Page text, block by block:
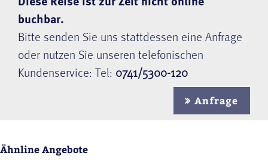
buchbar.
Bitte senden Sie uns stattdessen eine Anfrage
oder nutzen Sie unseren telefonischen
Kundenservice: Tel: 0741/5300-120
Anfrage
Ähnline Angebote